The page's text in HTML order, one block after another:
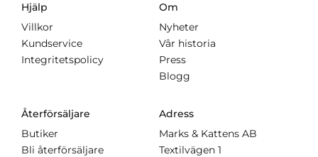
Hjälp
Villkor
Kundservice
Integritetspolicy
Om
Nyheter
Vår historia
Press
Blogg
Återförsäljare
Butiker
Bli återförsäljare
Adress
Marks & Kattens AB
Textilvägen 1